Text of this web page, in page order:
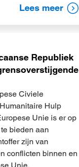
Lees meer
Republiek
Civiele
Hulp
Unie is er op
bieden aan
zijn van
conflicten binnen en